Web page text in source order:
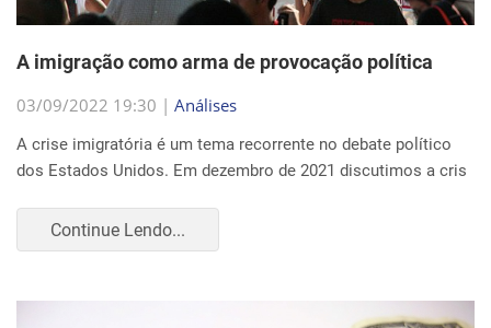
A imigração como arma de provocação política
03/09/2022 19:30 | Análises
A crise imigratória é um tema recorrente no debate político
dos Estados Unidos. Em dezembro de 2021 discutimos a cris
Continue Lendo...